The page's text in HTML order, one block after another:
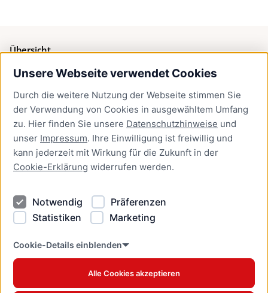
Unsere Webseite verwendet Cookies
Durch die weitere Nutzung der Webseite stimmen Sie
der Verwendung von Cookies in ausgewähltem Umfang
zu. Hier finden Sie unsere Datenschutzhinweise und
unser Impressum. Ihre Einwilligung ist freiwillig und
kann jederzeit mit Wirkung für die Zukunft in der
Cookie-Erklärung widerrufen werden.
Notwendig
Präferenzen
Statistiken
Marketing
Cookie-Details einblenden
Alle Cookies akzeptieren
Übersicht
Bürgerservice
Presse
Newsletter Lübeck:kompakt
Kontakt
Kontakt
Datenschutzhinweise
Barrierefreiheit
Cookie Erklärung
www.luebeck.de